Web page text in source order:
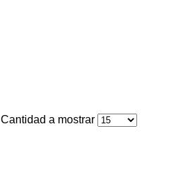
Cantidad a mostrar